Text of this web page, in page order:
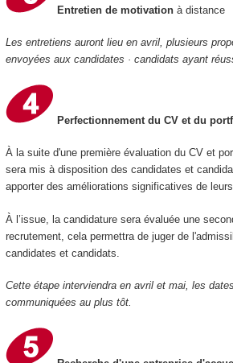
Entretien de motivation à distance
Les entretiens auront lieu en avril, plusieurs
envoyées aux candidates · candidats ayant
Perfectionnement du CV et du
À la suite d'une première évaluation du CV et
sera mis à disposition des candidates et
apporter des améliorations significatives de
À l’issue, la candidature sera évaluée une
recrutement, cela permettra de juger de
candidates et candidats.
Cette étape interviendra en avril et mai, les
communiquées au plus tôt.